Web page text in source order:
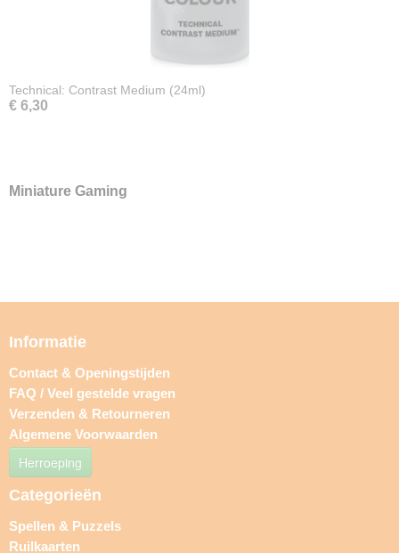
Technical: Contrast Medium (24ml)
€ 6,30
Miniature Gaming
Informatie
Contact & Openingstijden
FAQ / Veel gestelde vragen
Verzenden & Retourneren
Algemene Voorwaarden
Herroeping
Categorieën
Spellen & Puzzels
Ruilkaarten